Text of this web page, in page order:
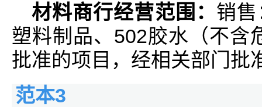
材料商行经营范围： 销
塑料制品、502胶水（不含
批准的项目，经相关部门批
范本3